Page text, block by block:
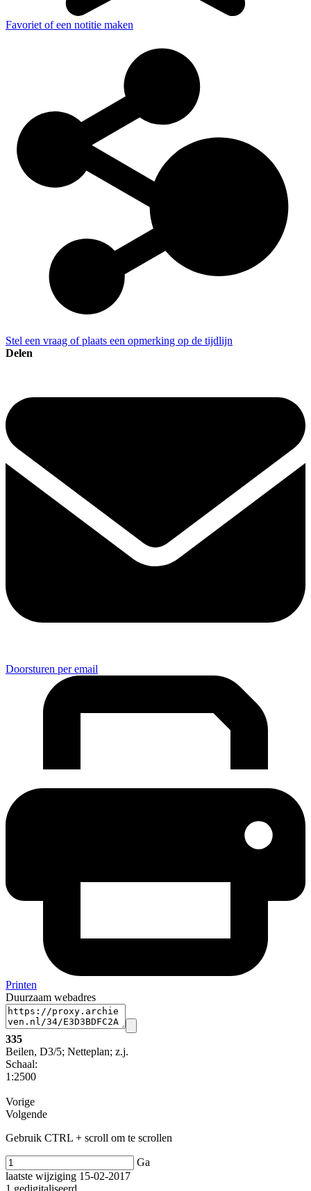
Favoriet of een notitie maken
Stel een vraag of plaats een opmerking op de tijdlijn
Delen
Doorsturen per email
Printen
Duurzaam webadres
335
Beilen, D3/5; Netteplan; z.j.
Schaal:
1:2500
Vorige
Volgende
Gebruik CTRL + scroll om te scrollen
Ga
laatste wijziging 15-02-2017